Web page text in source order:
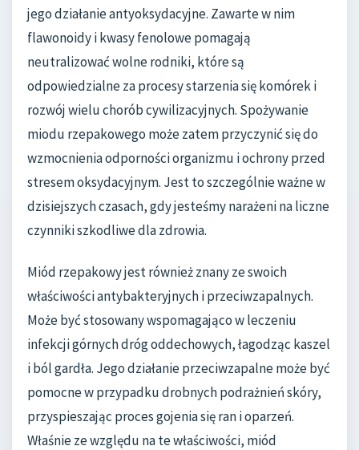
jego działanie antyoksydacyjne. Zawarte w nim
flawonoidy i kwasy fenolowe pomagają
neutralizować wolne rodniki, które są
odpowiedzialne za procesy starzenia się komórek i
rozwój wielu chorób cywilizacyjnych. Spożywanie
miodu rzepakowego może zatem przyczynić się do
wzmocnienia odporności organizmu i ochrony przed
stresem oksydacyjnym. Jest to szczególnie ważne w
dzisiejszych czasach, gdy jesteśmy narażeni na liczne
czynniki szkodliwe dla zdrowia.
Miód rzepakowy jest również znany ze swoich
właściwości antybakteryjnych i przeciwzapalnych.
Może być stosowany wspomagająco w leczeniu
infekcji górnych dróg oddechowych, łagodząc kaszel
i ból gardła. Jego działanie przeciwzapalne może być
pomocne w przypadku drobnych podrażnień skóry,
przyspieszając proces gojenia się ran i oparzeń.
Właśnie ze względu na te właściwości, miód